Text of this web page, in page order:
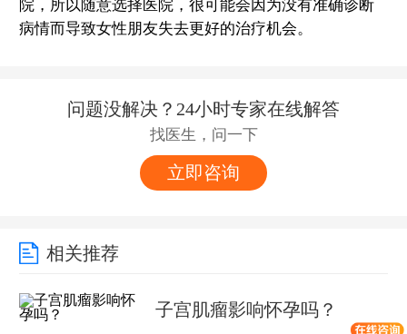
院，所以随意选择医院，很可能会因为没有准确诊断
病情而导致女性朋友失去更好的治疗机会。
问题没解决？24小时专家在线解答
找医生，问一下
立即咨询
相关推荐
子宫肌瘤影响怀孕吗？